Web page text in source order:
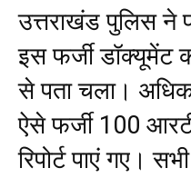
उत्तराखंड पुलिस ने
इस फर्जी डॉक्यूमेंट
से पता चला।
ऐसे फर्जी 100
रिपोर्ट पाएं गए।